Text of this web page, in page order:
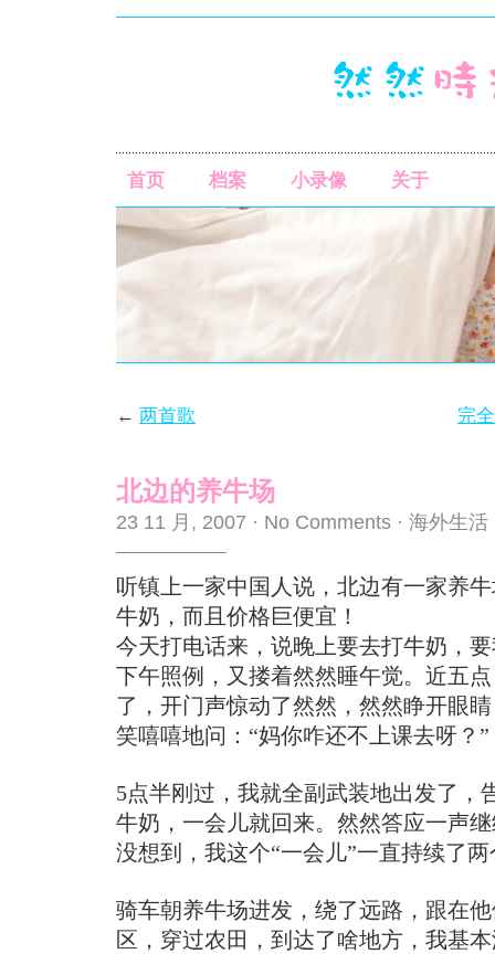
首页 档案 小录像 关于
← 两首歌 完
北边的养牛场
23 11 月, 2007 · No Comments · 海外生活
听镇上一家中国人说，北边有一家养
牛奶，而且价格巨便宜！
今天打电话来，说晚上要去打牛奶，
下午照例，又搂着然然睡午觉。近五
了，开门声惊动了然然，然然睁开眼
笑嘻嘻地问：“妈你咋还不上课去呀？”
5点半刚过，我就全副武装地出发了，
牛奶，一会儿就回来。然然答应一声
没想到，我这个“一会儿”一直持续了
骑车朝养牛场进发，绕了远路，跟在
区，穿过农田，到达了啥地方，我基